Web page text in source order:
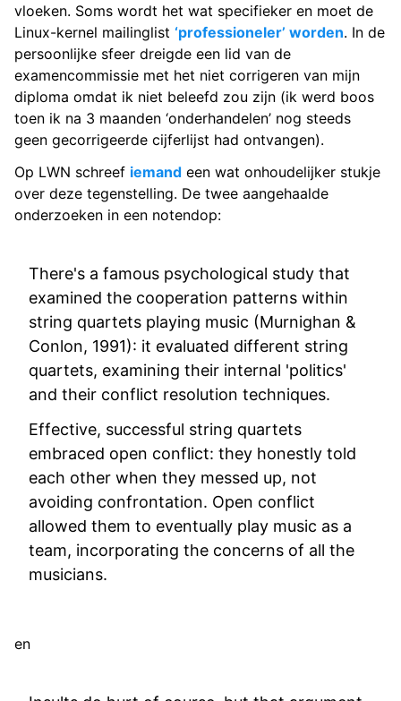
vloeken. Soms wordt het wat specifieker en moet de
Linux-kernel mailinglist ‘professioneler’ worden. In de
persoonlijke sfeer dreigde een lid van de
examencommissie met het niet corrigeren van mijn
diploma omdat ik niet beleefd zou zijn (ik werd boos
toen ik na 3 maanden ‘onderhandelen’ nog steeds
geen gecorrigeerde cijferlijst had ontvangen).
Op LWN schreef iemand een wat onhoudelijker stukje
over deze tegenstelling. De twee aangehaalde
onderzoeken in een notendop:
There's a famous psychological study that
examined the cooperation patterns within
string quartets playing music (Murnighan &
Conlon, 1991): it evaluated different string
quartets, examining their internal 'politics'
and their conflict resolution techniques.
Effective, successful string quartets
embraced open conflict: they honestly told
each other when they messed up, not
avoiding confrontation. Open conflict
allowed them to eventually play music as a
team, incorporating the concerns of all the
musicians.
en